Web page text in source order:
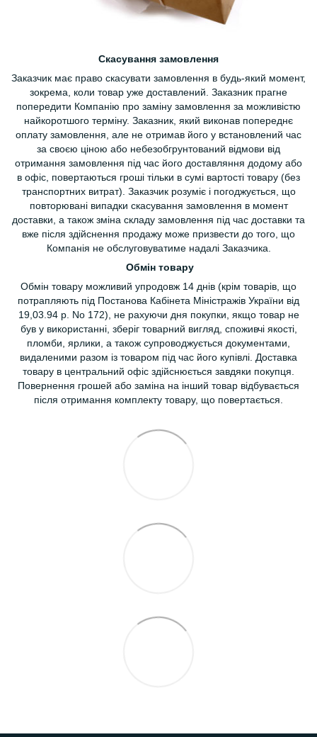
Скасування замовлення
Заказчик має право скасувати замовлення в будь-який момент,
зокрема, коли товар уже доставлений. Заказник прагне
попередити Компанію про заміну замовлення за можливістю
найкоротшого терміну. Заказник, який виконав попереднє
оплату замовлення, але не отримав його у встановлений час
за своєю ціною або небезобгрунтований відмови від
отримання замовлення під час його доставляння додому або
в офіс, повертаються гроші тільки в сумі вартості товару (без
транспортних витрат). Заказчик розуміє і погоджується, що
повторювані випадки скасування замовлення в момент
доставки, а також зміна складу замовлення під час доставки та
вже після здійснення продажу може призвести до того, що
Компанія не обслуговуватиме надалі Заказчика.
Обмін товару
Обмін товару можливий упродовж 14 днів (крім товарів, що
потрапляють під Постанова Кабінета Міністражів України від
19,03.94 р. No 172), не рахуючи дня покупки, якщо товар не
був у використанні, зберіг товарний вигляд, споживчі якості,
пломби, ярлики, а також супроводжується документами,
видаленими разом із товаром під час його купівлі. Доставка
товару в центральний офіс здійснюється завдяки покупця.
Повернення грошей або заміна на інший товар відбувається
після отримання комплекту товару, що повертається.